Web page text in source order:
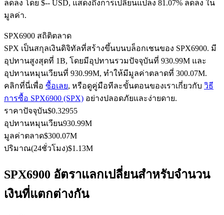
คัดลอกการซื้อขาย
เข้าร่วมกับเทรดเดอร์ชั้นนำ
เป็นเทรดเดอร์คัดลอก
ลดลง โดย $-- USD, แสดงถึงการเปลี่ยนแปลง 81.07% ลดลง ใน
มูลค่า.
SPX6900 สถิติตลาด
SPX เป็นสกุลเงินดิจิทัลที่สร้างขึ้นบนบล็อกเชนของ SPX6900. มี
อุปทานสูงสุดที่ 1B, โดยมีอุปทานรวมปัจจุบันที่ 930.99M และ
อุปทานหมุนเวียนที่ 930.99M, ทำให้มีมูลค่าตลาดที่ 300.07M.
คลิกที่นี่เพื่อ ซื้อเลย, หรือดูคู่มือทีละขั้นตอนของเราเกี่ยวกับ วิธี
การซื้อ SPX6900 (SPX) อย่างปลอดภัยและง่ายดาย.
ราคาปัจจุบัน$0.32955
อุปทานหมุนเวียน930.99M
มูลค่าตลาด$300.07M
ปริมาณ(24ชั่วโมง)$1.13M
SPX6900 อัตราแลกเปลี่ยนสำหรับจำนวน
เงินที่แตกต่างกัน